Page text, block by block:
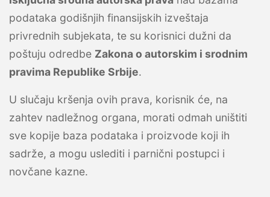
podataka godišnjih finansijskih izveštaja
privrednih subjekata, te su korisnici dužni da
poštuju odredbe Zakona o autorskim i srodnim
pravima Republike Srbije.
U slučaju kršenja ovih prava, korisnik će, na
zahtev nadležnog organa, morati odmah uništiti
sve kopije baza podataka i proizvode koji ih
sadrže, a mogu uslediti i parnični postupci i
novčane kazne.